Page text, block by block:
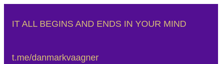
IT ALL BEGINS AND ENDS IN YOUR MIND
t.me/danmarkvaagner